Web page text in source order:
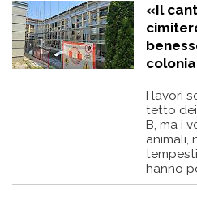
«Il
I lavori
tetto
B, ma i
animali,
hanno